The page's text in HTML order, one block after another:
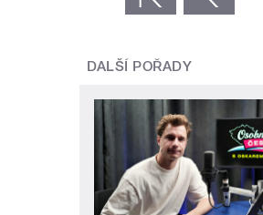
DALŠÍ POŘADY